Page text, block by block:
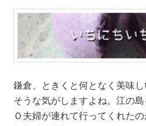
鎌倉、ときくと何となく美味
そうな気がしますよね。江の
Ｏ夫婦が連れて行ってくれた